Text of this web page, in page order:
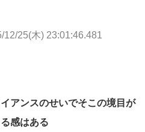
12/25(木) 23:01:46.481
アンスのせいでそこの境目が
感はある